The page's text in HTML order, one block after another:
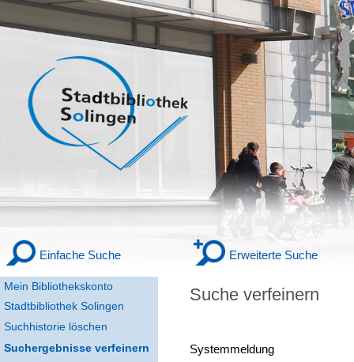
Mein Bibliothekskonto
Stadtbibliothek Solingen
Einfache Suche Erweiterte Suche
Suchhistorie löschen
Suchergebnisse verfeinern
Suche verfeinern
Systemmeldung